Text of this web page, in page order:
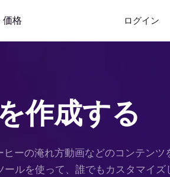
価格 ログイン
作成する
ーの淹れ方動画などのコンテンツ
ルを使って、誰でもカスタマイズ